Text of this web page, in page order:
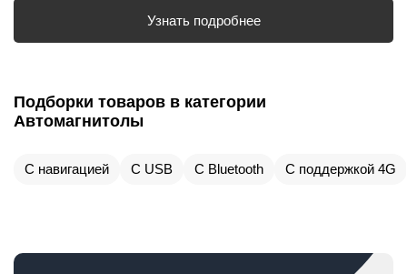
Узнать подробнее
Подборки товаров в категории
Автомагнитолы
С навигацией С USB С Bluetooth С поддержкой 4G